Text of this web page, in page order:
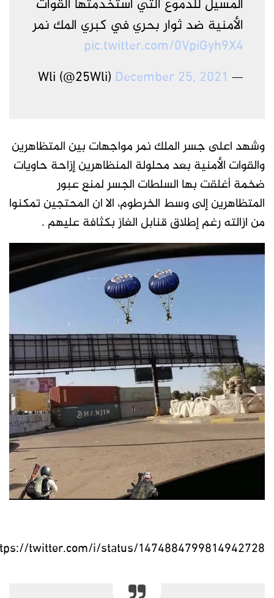
المسيل للدموع التي استخدمتها القوات
الأمنية ضد ثوار بحري في كبري المك نمر
pic.twitter.com/0VpiGyh9X4
— Wli (@25Wli)
December 25, 2021
وشهد اعلى جسر الملك نمر مواجهات بين المتظاهرين
والقوات الأمنية بعد محلولة المنظاهرين إزاحة حاويات
ضخمة أغلقت بها السلطات الجسر لمنع عبور
المتظاهرين إلى وسط الخرطوم، الا ان المحتجين تمكنوا
من ازالته رغم إطلاق قنابل الغاز بكثافة عليهم .
twitter.com/i/status/1474884799814942728